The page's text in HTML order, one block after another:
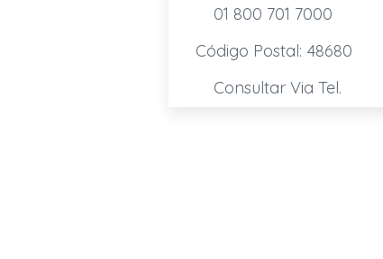
01 800 701 7000
Código Postal: 48680
Consultar Via Tel.